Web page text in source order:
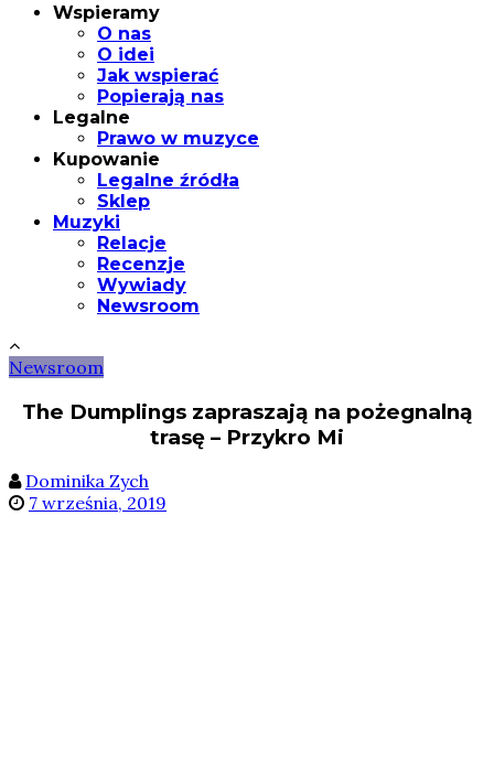
Wspieramy
O nas
O idei
Jak wspierać
Popierają nas
Legalne
Prawo w muzyce
Kupowanie
Legalne źródła
Sklep
Muzyki
Relacje
Recenzje
Wywiady
Newsroom
Newsroom
The Dumplings zapraszają na pożegnalną
trasę – Przykro Mi
Dominika Zych
7 września, 2019